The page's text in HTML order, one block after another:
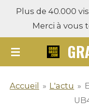
Passer
contenu
principal
Plus de 40.000
Merci à vous
Accueil » L'actu »